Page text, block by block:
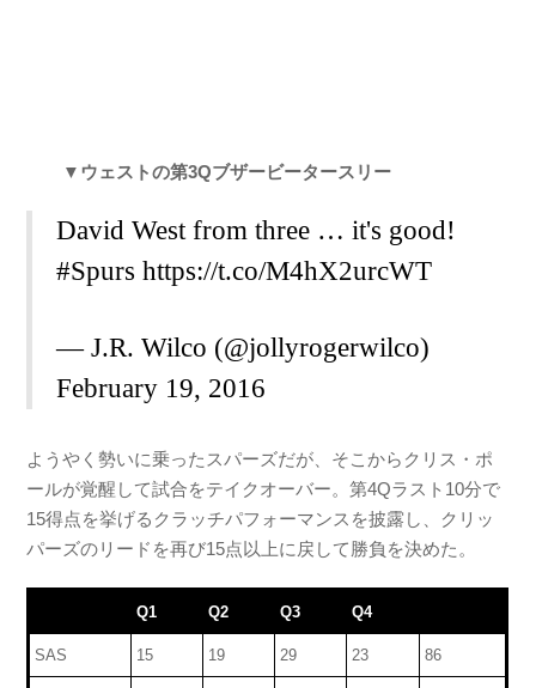
▼ウェストの第3Qブザービータースリー
David West from three … it's good!
#Spurs https://t.co/M4hX2urcWT
— J.R. Wilco (@jollyrogerwilco)
February 19, 2016
ようやく勢いに乗ったスパーズだが、そこからクリス・ポ
ールが覚醒して試合をテイクオーバー。第4Qラスト10分で
15得点を挙げるクラッチパフォーマンスを披露し、クリッ
パーズのリードを再び15点以上に戻して勝負を決めた。
Q1 Q2 Q3 Q4
SAS 15 19 29 23 86